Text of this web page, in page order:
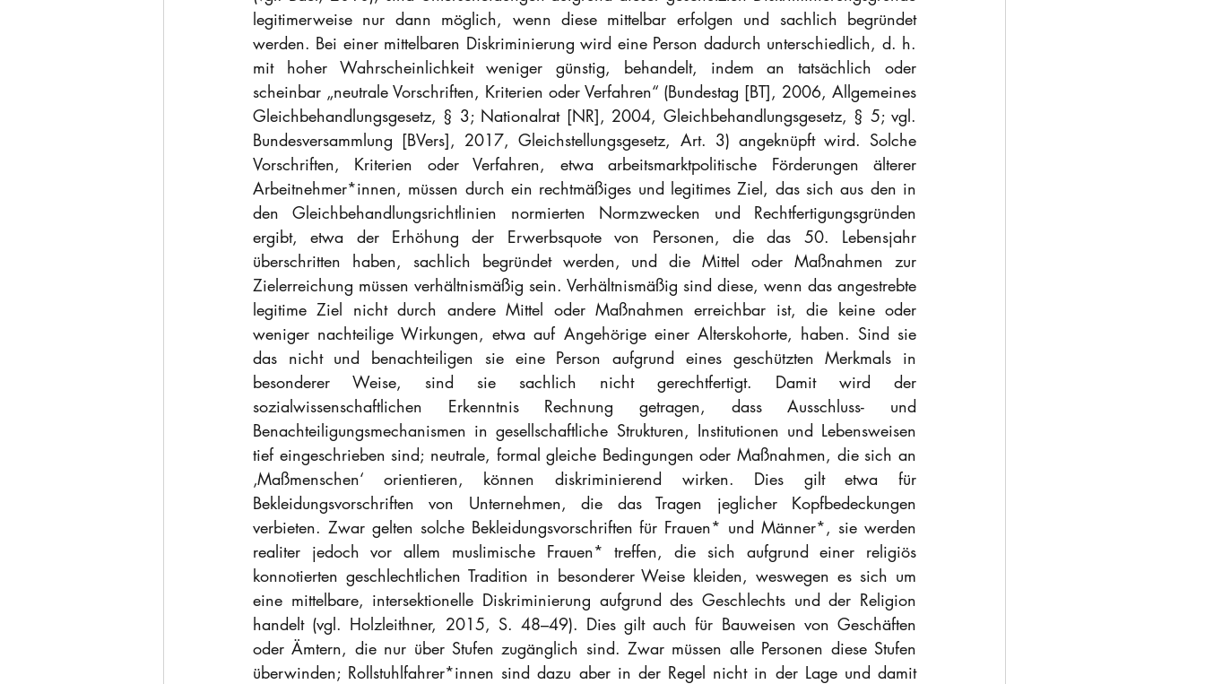
legitimerweise nur dann möglich, wenn diese mittelbar erfolgen und sachlich begründet
werden. Bei einer mittelbaren Diskriminierung wird eine Person dadurch unterschiedlich, d. h.
mit hoher Wahrscheinlichkeit weniger günstig, behandelt, indem an tatsächlich oder
scheinbar „neutrale Vorschriften, Kriterien oder Verfahren“ (Bundestag [BT], 2006, Allgemeines
Gleichbehandlungsgesetz, § 3; Nationalrat [NR], 2004, Gleichbehandlungsgesetz, § 5; vgl.
Bundesversammlung [BVers], 2017, Gleichstellungsgesetz, Art. 3) angeknüpft wird. Solche
Vorschriften, Kriterien oder Verfahren, etwa arbeitsmarktpolitische Förderungen älterer
Arbeitnehmer*innen, müssen durch ein rechtmäßiges und legitimes Ziel, das sich aus den in
den Gleichbehandlungsrichtlinien normierten Normzwecken und Rechtfertigungsgründen
ergibt, etwa der Erhöhung der Erwerbsquote von Personen, die das 50. Lebensjahr
überschritten haben, sachlich begründet werden, und die Mittel oder Maßnahmen zur
Zielerreichung müssen verhältnismäßig sein. Verhältnismäßig sind diese, wenn das angestrebte
legitime Ziel nicht durch andere Mittel oder Maßnahmen erreichbar ist, die keine oder
weniger nachteilige Wirkungen, etwa auf Angehörige einer Alterskohorte, haben. Sind sie
das nicht und benachteiligen sie eine Person aufgrund eines geschützten Merkmals in
besonderer Weise, sind sie sachlich nicht gerechtfertigt. Damit wird der
sozialwissenschaftlichen Erkenntnis Rechnung getragen, dass Ausschluss- und
Benachteiligungsmechanismen in gesellschaftliche Strukturen, Institutionen und Lebensweisen
tief eingeschrieben sind; neutrale, formal gleiche Bedingungen oder Maßnahmen, die sich an
‚Maßmenschen‘ orientieren, können diskriminierend wirken. Dies gilt etwa für
Bekleidungsvorschriften von Unternehmen, die das Tragen jeglicher Kopfbedeckungen
verbieten. Zwar gelten solche Bekleidungsvorschriften für Frauen* und Männer*, sie werden
realiter jedoch vor allem muslimische Frauen* treffen, die sich aufgrund einer religiös
konnotierten geschlechtlichen Tradition in besonderer Weise kleiden, weswegen es sich um
eine mittelbare, intersektionelle Diskriminierung aufgrund des Geschlechts und der Religion
handelt (vgl. Holzleithner, 2015, S. 48–49). Dies gilt auch für Bauweisen von Geschäften
oder Ämtern, die nur über Stufen zugänglich sind. Zwar müssen alle Personen diese Stufen
überwinden; Rollstuhlfahrer*innen sind dazu aber in der Regel nicht in der Lage und damit